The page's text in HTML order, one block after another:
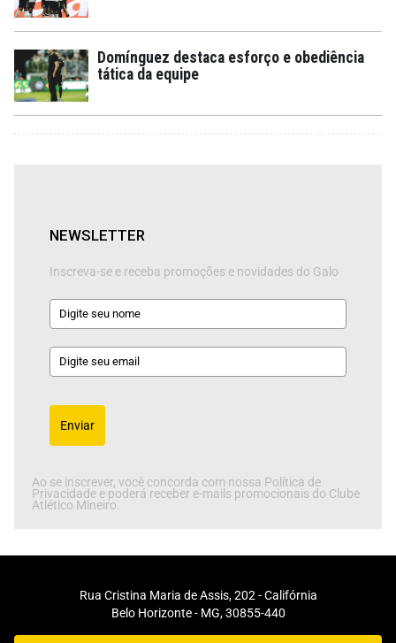
Domínguez destaca esforço e obediência
tática da equipe
NEWSLETTER
Inscreva-se e receba promoções e novidades do Galo
Enviar
Ao se inscrever, você concorda com nossa Política de
Privacidade e poderá receber e-mails promocionais do Clube
Atlético Mineiro.
Rua Cristina Maria de Assis, 202 - Califórnia
Belo Horizonte - MG, 30855-440